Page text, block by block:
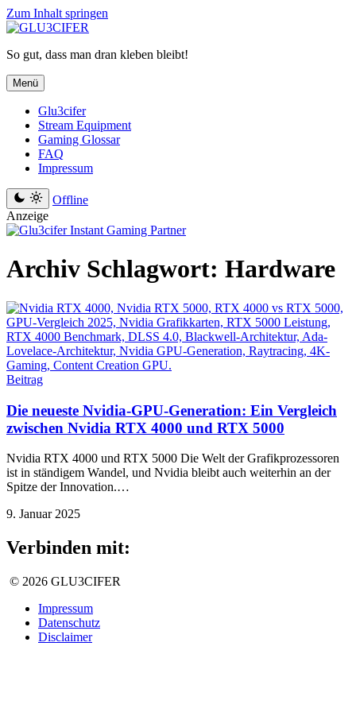
Zum Inhalt springen
So gut, dass man dran kleben bleibt!
Menü
Glu3cifer
Stream Equipment
Gaming Glossar
FAQ
Impressum
Offline
Anzeige
Archiv Schlagwort: Hardware
Beitrag
Die neueste Nvidia-GPU-Generation: Ein Vergleich
zwischen Nvidia RTX 4000 und RTX 5000
Nvidia RTX 4000 und RTX 5000 Die Welt der Grafikprozessoren
ist in ständigem Wandel, und Nvidia bleibt auch weiterhin an der
Spitze der Innovation.…
9. Januar 2025
Verbinden mit:
© 2026 GLU3CIFER
Impressum
Datenschutz
Disclaimer